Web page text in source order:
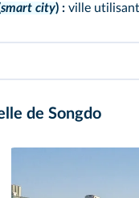
smart city) : ville
de Songdo